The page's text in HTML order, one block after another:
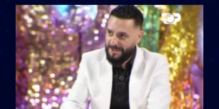
bashkëshorten: S’kemi ndonjë letër
divorci apo jo?